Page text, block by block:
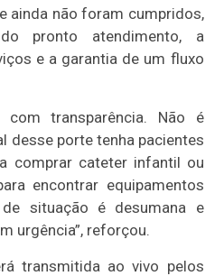
ainda não foram cumpridos,
pronto atendimento, a
e a garantia de um fluxo
com transparência. Não é
desse porte tenha pacientes
comprar cateter infantil ou
encontrar equipamentos
situação é desumana e
urgência”, reforçou.
transmitida ao vivo pelos